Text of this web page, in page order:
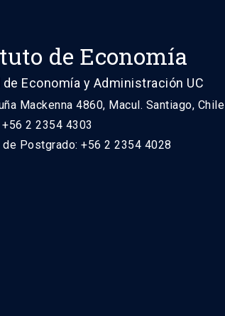
de Economía
de Economía y Administración UC
Mackenna 4860, Macul. Santiago, Chile
2 2354 4303
Postgrado: +56 2 2354 4028